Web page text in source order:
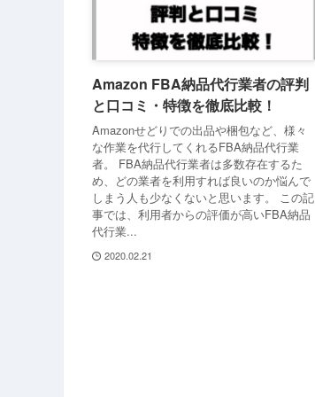
Amazon FBA納品代行業者の評判
と口コミ・特徴を徹底比較！
Amazonせどりでの出品や梱包など、様々
な作業を代行してくれるFBA納品代行業
者。 FBA納品代行業者は多数存在するた
め、どの業者を利用すれば良いのか悩んで
しまう人も少なくないと思います。 この記
事では、利用者からの評価が高いFBA納品
代行業...
2020.02.21